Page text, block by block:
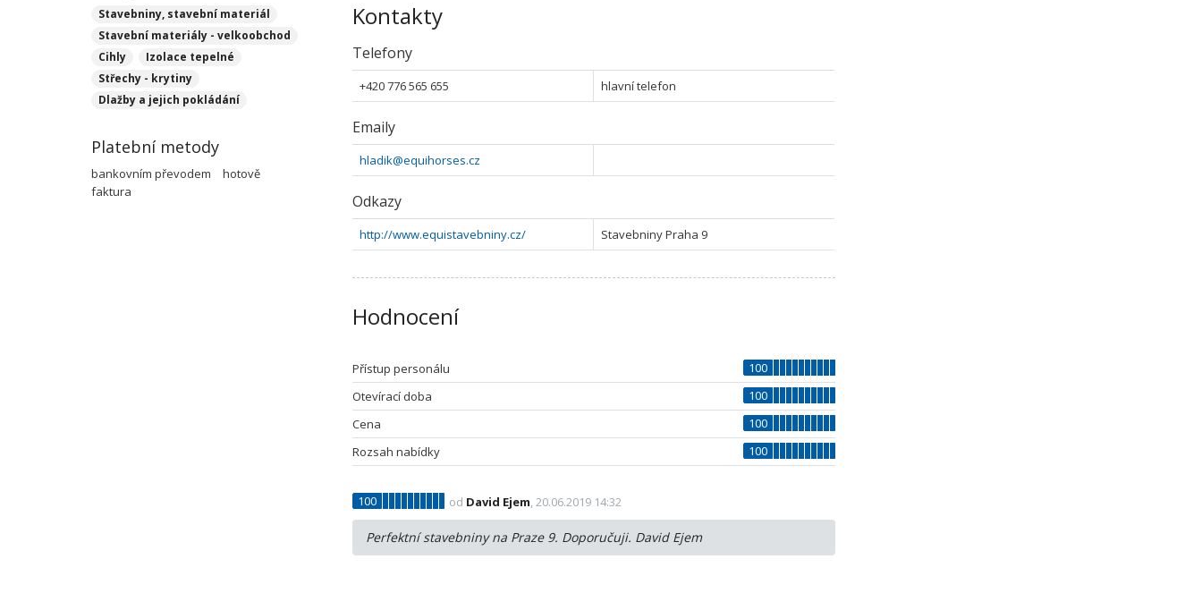
Kontakty
Telefony
+420 776 565 655 hlavní telefon
Emaily
hladik@equihorses.cz
Odkazy
http://www.equistavebniny.cz/ Stavebniny Praha 9
Hodnocení
Přístup personálu
100
Otevírací doba
100
Cena
100
Rozsah nabídky
100
100 od David Ejem, 20.06.2019 14:32
Perfektní stavebniny na Praze 9. Doporučuji. David Ejem
Stavebniny, stavební materiál
Stavební materiály - velkoobchod
Cihly
Izolace tepelné
Střechy - krytiny
Dlažby a jejich pokládání
Platební metody
bankovním převodem
hotově
faktura